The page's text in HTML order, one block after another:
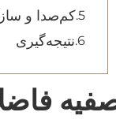
کم‌صدا و
نتیجه‌گیری